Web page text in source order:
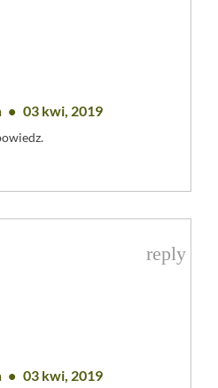
03 kwi, 2019
03 kwi, 2019
reply